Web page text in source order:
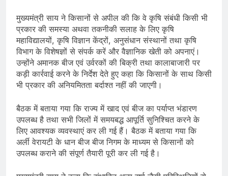
मुख्यमंत्री साय ने किसानों से अपील की कि वे कृषि संबंधी किसी भी
प्रकार की समस्या अथवा तकनीकी सलाह के लिए कृषि
महाविद्यालयों, कृषि विज्ञान केंद्रों, अनुसंधान संस्थानों तथा कृषि
विभाग के विशेषज्ञों से संपर्क करें और वैज्ञानिक खेती को अपनाएं।
उन्होंने अमानक बीज एवं उर्वरकों की बिक्री तथा कालाबाजारी पर
कड़ी कार्रवाई करने के निर्देश देते हुए कहा कि किसानों के साथ किसी
भी प्रकार की अनियमितता बर्दाश्त नहीं की जाएगी।
बैठक में बताया गया कि राज्य में खाद एवं बीज का पर्याप्त भंडारण
उपलब्ध है तथा सभी जिलों में समयबद्ध आपूर्ति सुनिश्चित करने के
लिए आवश्यक व्यवस्थाएं कर ली गई हैं। बैठक में बताया गया कि
अर्ली वेरायटी के धान बीज बीज निगम के माध्यम से किसानों को
उपलब्ध कराने की संपूर्ण तैयारी पूरी कर ली गई है।